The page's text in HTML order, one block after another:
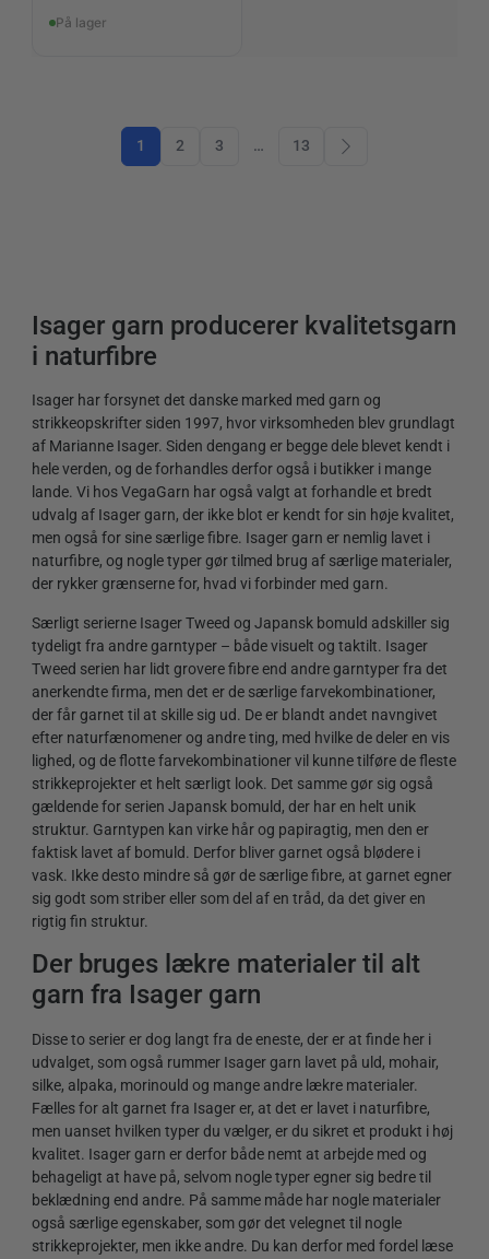
På lager
1 2 3 … 13
Isager garn producerer kvalitetsgarn
i naturfibre
Isager har forsynet det danske marked med garn og
strikkeopskrifter siden 1997, hvor virksomheden blev grundlagt
af Marianne Isager. Siden dengang er begge dele blevet kendt i
hele verden, og de forhandles derfor også i butikker i mange
lande. Vi hos VegaGarn har også valgt at forhandle et bredt
udvalg af Isager garn, der ikke blot er kendt for sin høje kvalitet,
men også for sine særlige fibre. Isager garn er nemlig lavet i
naturfibre, og nogle typer gør tilmed brug af særlige materialer,
der rykker grænserne for, hvad vi forbinder med garn.
Særligt serierne Isager Tweed og Japansk bomuld adskiller sig
tydeligt fra andre garntyper – både visuelt og taktilt. Isager
Tweed serien har lidt grovere fibre end andre garntyper fra det
anerkendte firma, men det er de særlige farvekombinationer,
der får garnet til at skille sig ud. De er blandt andet navngivet
efter naturfænomener og andre ting, med hvilke de deler en vis
lighed, og de flotte farvekombinationer vil kunne tilføre de fleste
strikkeprojekter et helt særligt look. Det samme gør sig også
gældende for serien Japansk bomuld, der har en helt unik
struktur. Garntypen kan virke hår og papiragtig, men den er
faktisk lavet af bomuld. Derfor bliver garnet også blødere i
vask. Ikke desto mindre så gør de særlige fibre, at garnet egner
sig godt som striber eller som del af en tråd, da det giver en
rigtig fin struktur.
Der bruges lækre materialer til alt
garn fra Isager garn
Disse to serier er dog langt fra de eneste, der er at finde her i
udvalget, som også rummer Isager garn lavet på uld, mohair,
silke, alpaka, morinould og mange andre lækre materialer.
Fælles for alt garnet fra Isager er, at det er lavet i naturfibre,
men uanset hvilken typer du vælger, er du sikret et produkt i høj
kvalitet. Isager garn er derfor både nemt at arbejde med og
behageligt at have på, selvom nogle typer egner sig bedre til
beklædning end andre. På samme måde har nogle materialer
også særlige egenskaber, som gør det velegnet til nogle
strikkeprojekter, men ikke andre. Du kan derfor med fordel læse